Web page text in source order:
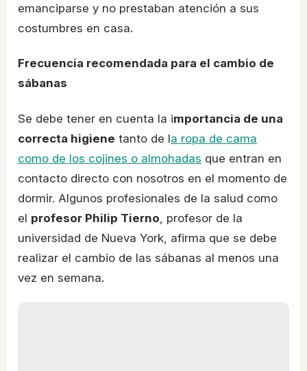
emanciparse y no prestaban atención a sus
costumbres en casa.
Frecuencia recomendada para el cambio de
sábanas
Se debe tener en cuenta la importancia de una
correcta higiene tanto de la ropa de cama
como de los cojines o almohadas que entran en
contacto directo con nosotros en el momento de
dormir. Algunos profesionales de la salud como
el profesor Philip Tierno , profesor de la
universidad de Nueva York, afirma que se debe
realizar el cambio de las sábanas al menos una
vez en semana.